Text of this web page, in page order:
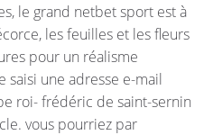
le grand netbet sport est à
les feuilles et les fleurs
pour un réalisme
saisi une adresse e-mail
roi- frédéric de saint-sernin
vous pourriez par